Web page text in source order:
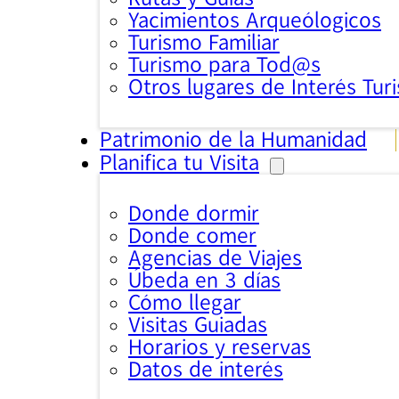
Yacimientos Arqueólogicos
Turismo Familiar
Turismo para Tod@s
Otros lugares de Interés
Patrimonio de la Humanidad
Planifica tu Visita
Donde dormir
Donde comer
Agencias de Viajes
Úbeda en 3 días
Cómo llegar
Visitas Guiadas
Horarios y reservas
Datos de interés